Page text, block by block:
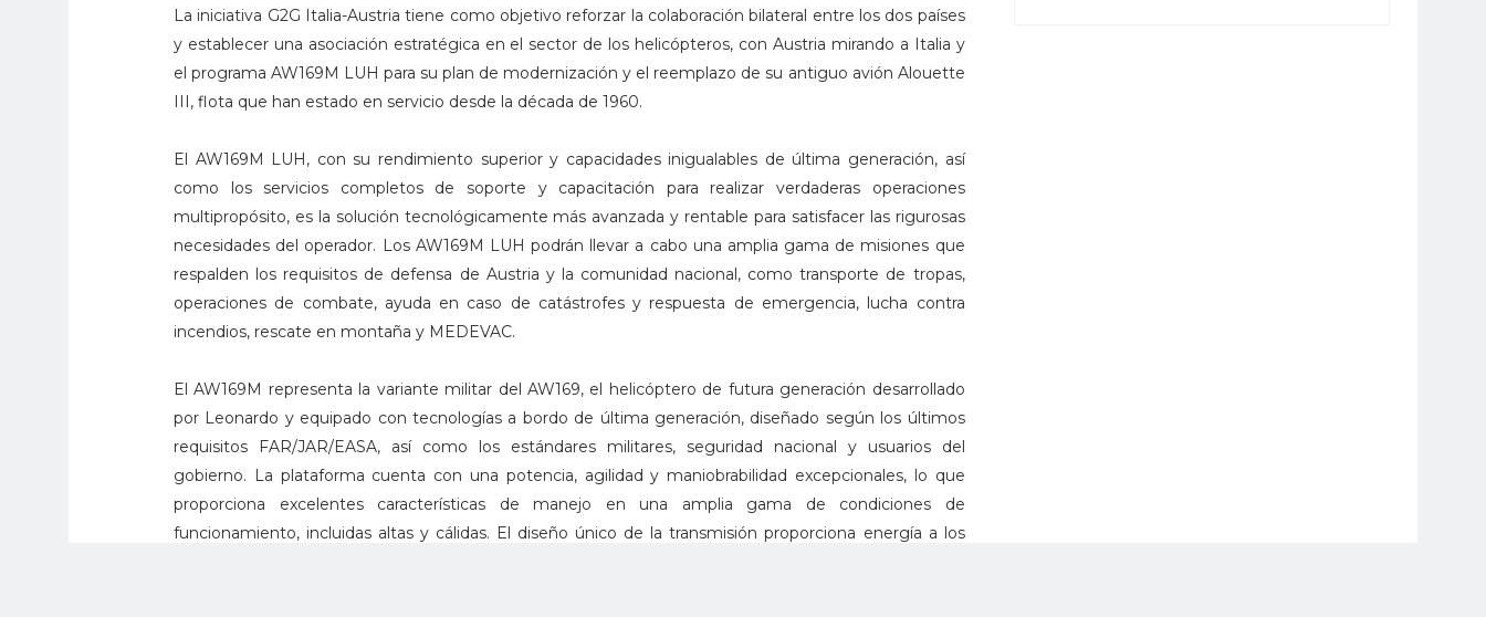
La iniciativa G2G Italia-Austria tiene como objetivo reforzar la colaboración bilateral entre los dos países
y establecer una asociación estratégica en el sector de los helicópteros, con Austria mirando a Italia y
el programa AW169M LUH para su plan de modernización y el reemplazo de su antiguo avión Alouette
III, flota que han estado en servicio desde la década de 1960.
El AW169M LUH, con su rendimiento superior y capacidades inigualables de última generación, así
como los servicios completos de soporte y capacitación para realizar verdaderas operaciones
multipropósito, es la solución tecnológicamente más avanzada y rentable para satisfacer las rigurosas
necesidades del operador. Los AW169M LUH podrán llevar a cabo una amplia gama de misiones que
respalden los requisitos de defensa de Austria y la comunidad nacional, como transporte de tropas,
operaciones de combate, ayuda en caso de catástrofes y respuesta de emergencia, lucha contra
incendios, rescate en montaña y MEDEVAC.
El AW169M representa la variante militar del AW169, el helicóptero de futura generación desarrollado
por Leonardo y equipado con tecnologías a bordo de última generación, diseñado según los últimos
requisitos FAR/JAR/EASA, así como los estándares militares, seguridad nacional y usuarios del
gobierno. La plataforma cuenta con una potencia, agilidad y maniobrabilidad excepcionales, lo que
proporciona excelentes características de manejo en una amplia gama de condiciones de
funcionamiento, incluidas altas y cálidas. El diseño único de la transmisión proporciona energía a los